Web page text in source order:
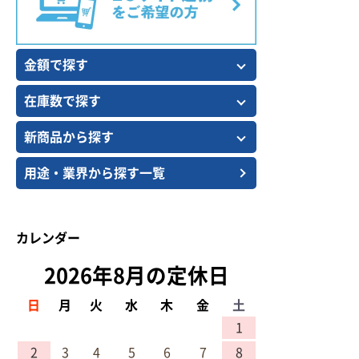
金額で探す
在庫数で探す
新商品から探す
用途・業界から探す一覧
カレンダー
2026年8月の定休日
日 月 火 水 木 金
土
1
2
3 4 5 6 7 8